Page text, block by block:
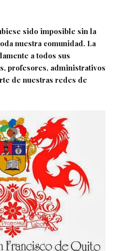
sido imposible sin la
nuestra comunidad. La
a todos sus
profesores, administrativos
de nuestras redes de